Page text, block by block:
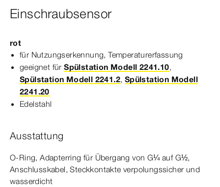
Einschraubsensor
rot
für Nutzungserkennung, Temperaturerfassung
geeignet fürSpülstation Modell 2241.10,
Spülstation Modell 2241.2, Spülstation Modell
2241.20
Edelstahl
Ausstattung
O-​Ring, Adapterring für Übergang von G¼ auf G½,
Anschlusskabel, Steckkontakte verpolungssicher und
wasserdicht